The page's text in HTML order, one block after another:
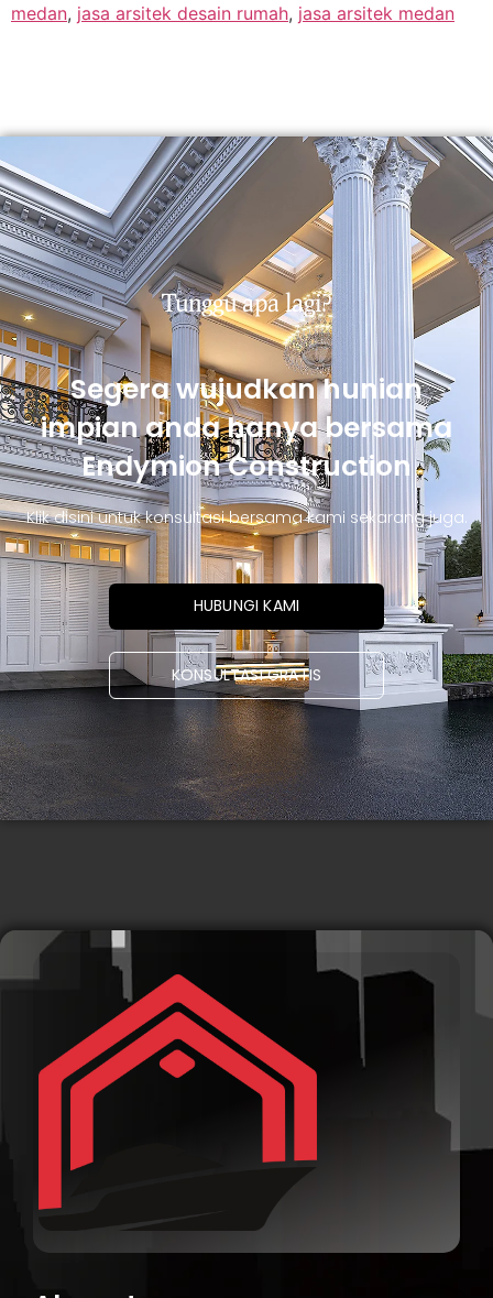
medan, jasa arsitek desain rumah, jasa arsitek medan
Tunggu apa lagi?
Segera wujudkan hunian
impian anda hanya bersama
Endymion Construction
Klik disini untuk konsultasi bersama kami sekarang juga.
HUBUNGI KAMI
KONSULTASI GRATIS